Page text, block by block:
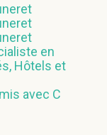
en
Hôtels et
avec C